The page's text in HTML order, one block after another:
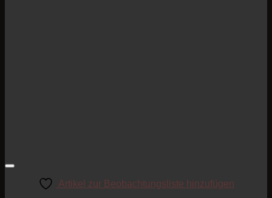
Artikel zur Beobachtungsliste hinzufügen